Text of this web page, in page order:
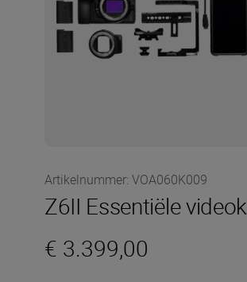
Artikelnummer: VOA060K009
Z6II Essentiële
€ 3.399,00